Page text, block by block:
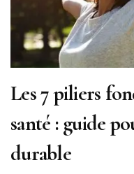
Les 7 piliers
santé : guide
durable